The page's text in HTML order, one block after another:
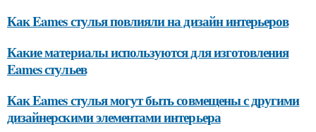
Как Eames стулья повлияли на дизайн интерьеров
Какие материалы используются для изготовления
Eames стульев
Как Eames стулья могут быть совмещены с другими
дизайнерскими элементами интерьера